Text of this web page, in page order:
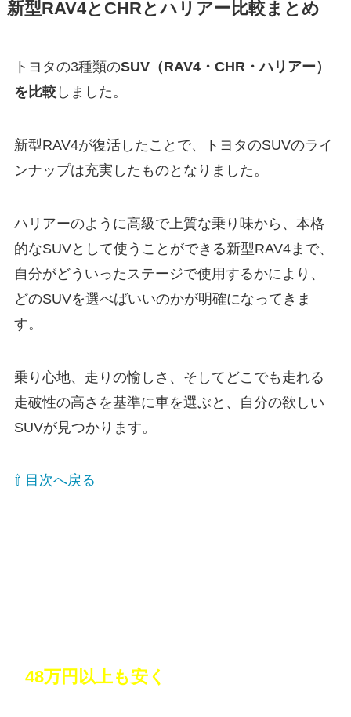
新型RAV4とCHRとハリアー比較まとめ
トヨタの3種類のSUV（RAV4・CHR・ハリアー）
を比較しました。
新型RAV4が復活したことで、トヨタのSUVのライ
ンナップは充実したものとなりました。
ハリアーのように高級で上質な乗り味から、本格
的なSUVとして使うことができる新型RAV4まで、
自分がどういったステージで使用するかにより、
どのSUVを選べばいいのかが明確になってきま
す。
乗り心地、走りの愉しさ、そしてどこでも走れる
走破性の高さを基準に車を選ぶと、自分の欲しい
SUVが見つかります。
⇧ 目次へ戻る
48万円以上も安く